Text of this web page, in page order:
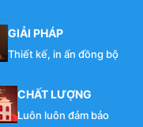
Bền chắc nhất,
phổ biến: đen,
an toàn hơn,
GIẢI PHÁP
Thiết kế, in ấn đồng bộ
CHẤT LƯỢNG
Luôn luôn đảm bảo